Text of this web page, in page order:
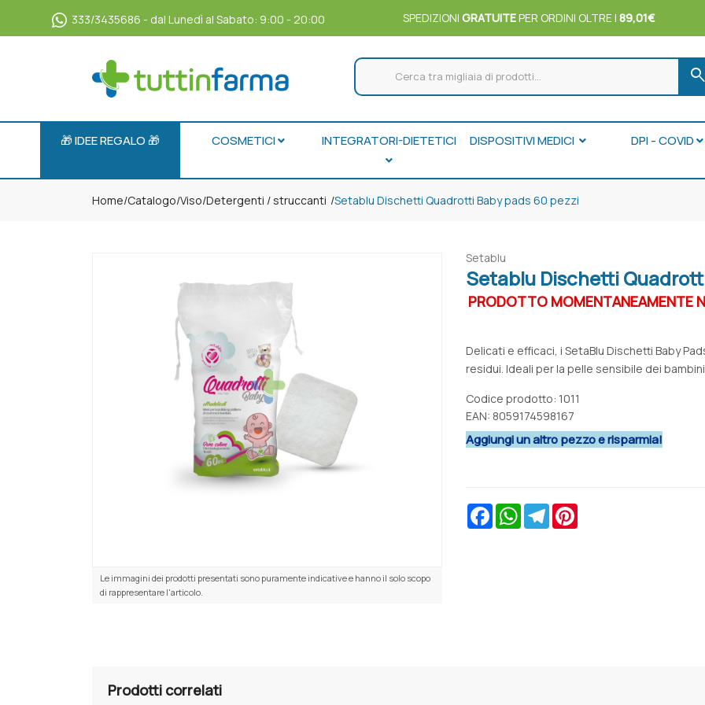
333/3435686 - dal Lunedì al Sabato: 9:00 - 20:00 SPEDIZIONI GRATUITEPER ORDINI OLTRE I 89,01€
🎁 IDEE REGALO 🎁 COSMETICI INTEGRATORI-DIETETICI DISPOSITIVI MEDICI DPI - COVID
Home Catalogo/Viso/Detergenti / struccanti Setablu Dischetti Quadrotti Baby pads 60 pezzi
Le immagini dei prodotti presentati sono puramente indicative e hanno il solo scopo
di rappresentare l'articolo.
Setablu
Setablu Dischetti
PRODOTTO MOMENTANEAMENTE
Delicati e efficaci, i SetaBlu Dischetti Baby
residui. Ideali per la pelle sensibile dei
Codice prodotto: 1011
EAN: 8059174598167
Aggiungi un altro pezzo e risparmia!
FacebookWhatsAppTelegram
Prodotti correlati